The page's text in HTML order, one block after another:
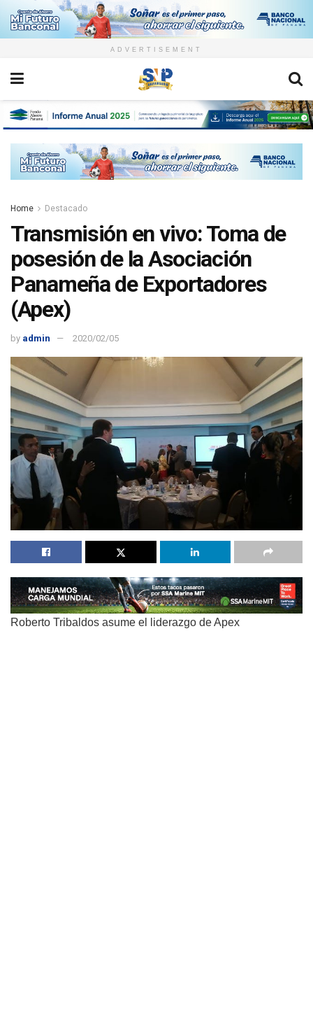
ADVERTISEMENT
Home Destacado
Transmisión en vivo: Toma de
posesión de la Asociación
Panameña de Exportadores
(Apex)
by admin 2020/02/05
Roberto Tribaldos asume el liderazgo de Apex